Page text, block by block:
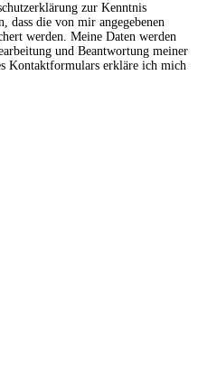
zur Kenntnis
dass die von mir angegebenen
werden. Meine Daten werden
und Beantwortung meiner
Kontaktformulars erkläre ich mich